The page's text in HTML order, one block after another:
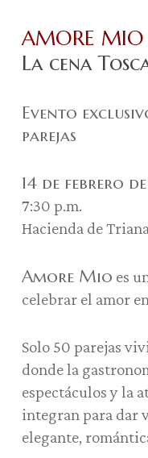
AMORE MIO
La cena
Evento
parejas
14 de febrero
7:30 p.m.
Hacienda de
Amore Mio es
celebrar el amor
Solo 50 parejas
donde la
espectáculos y la
integran para dar
elegante,